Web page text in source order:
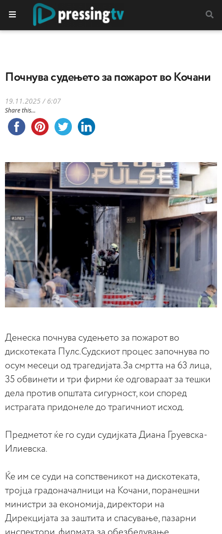
Почнува судењето за пожарот во Кочани
19.11.2025 / 6:07
Share this...
Денеска почнува судењето за пожарот во
дискотеката Пулс.Судскиот процес започнува по
осум месеци од трагедијата.За смртта на 63 лица,
35 обвинети и три фирми ќе одговараат за тешки
дела против општата сигурност, кои според
истрагата придонеле до трагичниот исход.
Предметот ќе го суди судијката Диана Груевска-
Илиевска.
Ќе им се суди на сопственикот на дискотеката,
тројца градоначалници на Кочани, поранешни
министри за економија, директори на
Дирекцијата за заштита и спасување, пазарни